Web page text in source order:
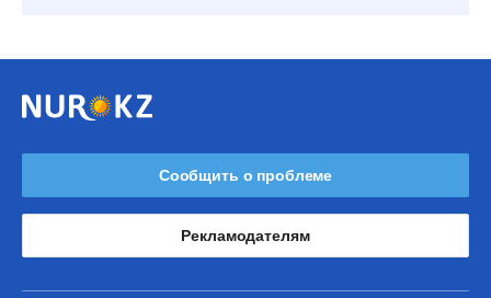
Сообщить о проблеме
Рекламодателям